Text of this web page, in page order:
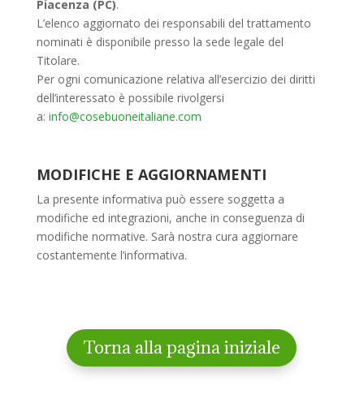
Piacenza (PC).
L’elenco aggiornato dei responsabili del trattamento
nominati è disponibile presso la sede legale del
Titolare.
Per ogni comunicazione relativa all’esercizio dei diritti
dell’interessato è possibile rivolgersi
a: info@cosebuoneitaliane.com
MODIFICHE E AGGIORNAMENTI
La presente informativa può essere soggetta a
modifiche ed integrazioni, anche in conseguenza di
modifiche normative. Sarà nostra cura aggiornare
costantemente l’informativa.
Torna alla pagina iniziale